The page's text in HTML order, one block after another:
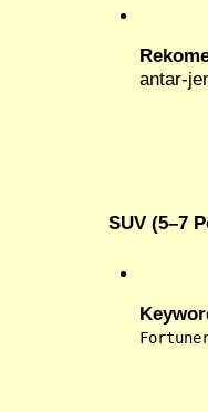
antar-
SUV (5–7